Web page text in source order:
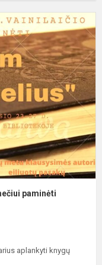
paminėti
aplankyti knygų